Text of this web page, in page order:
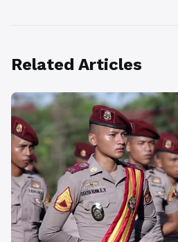
Related Articles